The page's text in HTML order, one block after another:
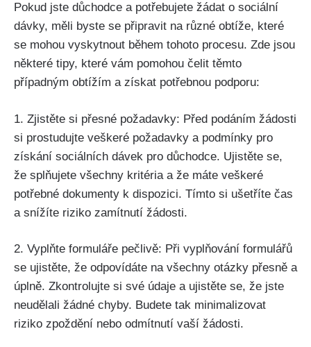
Pokud jste důchodce a potřebujete žádat o sociální
dávky, měli byste se připravit na různé obtíže, které
se mohou vyskytnout během tohoto procesu. Zde jsou
některé tipy, které vám pomohou čelit těmto
případným obtížím a získat potřebnou podporu:
1. Zjistěte si přesné požadavky: Před podáním žádosti
si prostudujte veškeré požadavky a podmínky pro
získání sociálních dávek pro důchodce. Ujistěte se,
že splňujete všechny kritéria a že máte veškeré
potřebné dokumenty k dispozici. Tímto si ušetříte čas
a snížíte riziko zamítnutí žádosti.
2. Vyplňte formuláře pečlivě: Při vyplňování formulářů
se ujistěte, že odpovídáte na všechny otázky přesně a
úplně. Zkontrolujte si své údaje a ujistěte se, že jste
neudělali žádné chyby. Budete tak minimalizovat
riziko zpoždění nebo odmítnutí vaší žádosti.